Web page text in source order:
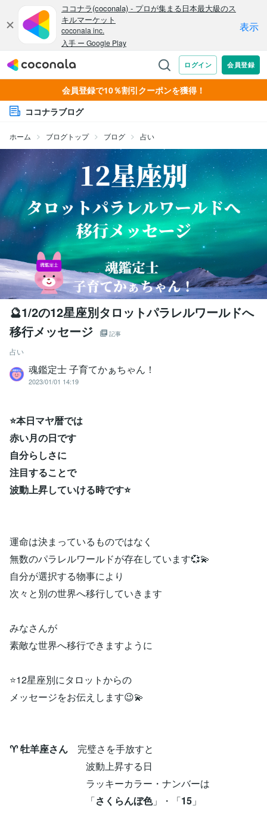
会員登録で10％割引クーポンを獲得！
ココナラブログ
ホーム ブログトップ ブログ 占い
🔮1/2の12星座別タロットパラレルワールドへ
移行メッセージ
記事
占い
魂鑑定士 子育てかぁちゃん！
2023/01/01 14:19
⭐本日マヤ暦では
赤い月の日です
自分らしさに
注目することで
波動上昇していける時です⭐
運命は決まっているものではなく
無数のパラレルワールドが存在しています💞💫
自分が選択する物事により
次々と別の世界へ移行していきます
みなさんが
素敵な世界へ移行できますように
⭐12星座別にタロットからの
メッセージをお伝えします😉💫
♈ 牡羊座さん 完璧さを手放すと
波動上昇する日
ラッキーカラー・ナンバーは
「さくらんぼ色」・「15 」